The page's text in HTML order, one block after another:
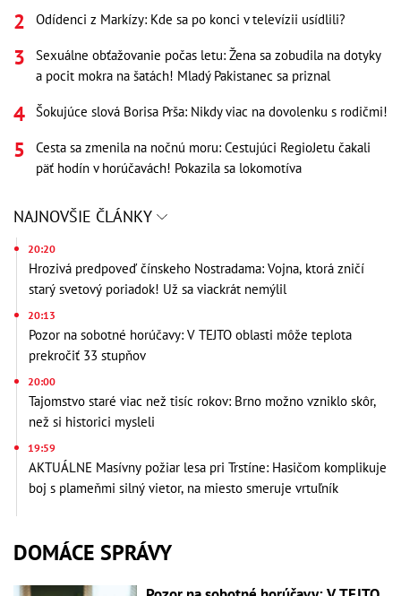
Odídenci z Markízy: Kde sa po konci v televízii usídlili?
Sexuálne obťažovanie počas letu: Žena sa zobudila na dotyky
a pocit mokra na šatách! Mladý Pakistanec sa priznal
Šokujúce slová Borisa Prša: Nikdy viac na dovolenku s rodičmi!
Cesta sa zmenila na nočnú moru: Cestujúci RegioJetu čakali
päť hodín v horúčavách! Pokazila sa lokomotíva
NAJNOVŠIE ČLÁNKY
20:20
Hrozivá predpoveď čínskeho Nostradama: Vojna, ktorá zničí
starý svetový poriadok! Už sa viackrát nemýlil
20:13
Pozor na sobotné horúčavy: V TEJTO oblasti môže teplota
prekročiť 33 stupňov
20:00
Tajomstvo staré viac než tisíc rokov: Brno možno vzniklo skôr,
než si historici mysleli
19:59
AKTUÁLNE Masívny požiar lesa pri Trstíne: Hasičom komplikuje
boj s plameňmi silný vietor, na miesto smeruje vrtuľník
DOMÁCE SPRÁVY